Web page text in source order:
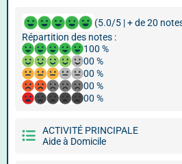
(5.0/5 | + de 20
Répartition des notes :
100 %
00 %
00 %
00 %
00 %
ACTIVITÉ PRINCIPALE
Aide à Domicile